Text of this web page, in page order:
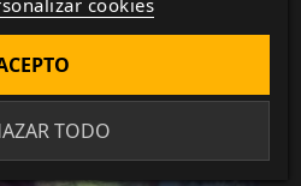
cookies
TODO